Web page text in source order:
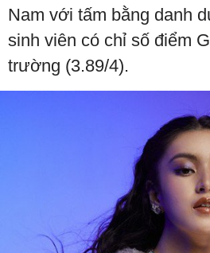
Nam với tấm bằng danh
sinh viên có chỉ số điểm
trường (3.89/4).